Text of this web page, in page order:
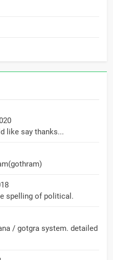
like say thanks...
spelling of political.
/ gotgra system. detailed